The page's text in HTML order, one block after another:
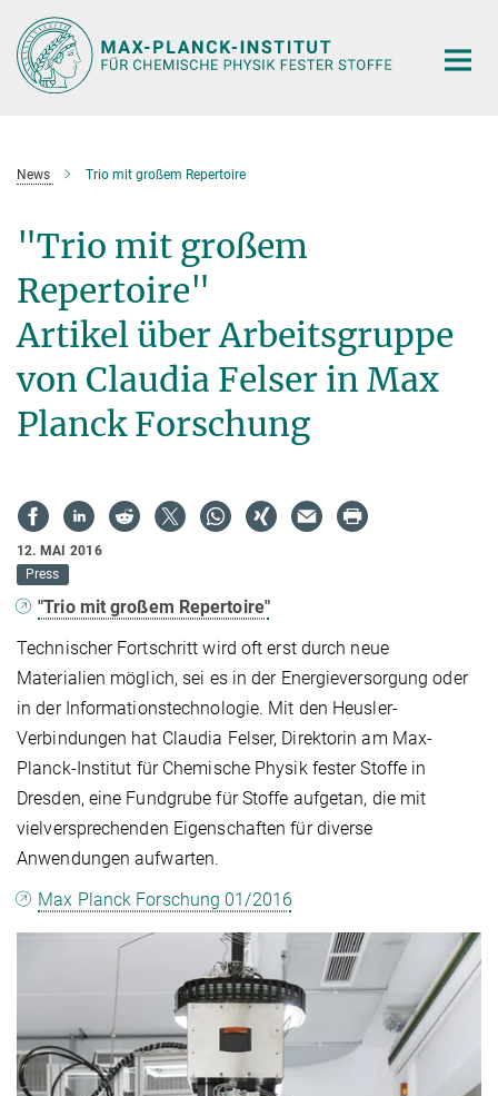
Hauptinhalt
News Trio mit großem Repertoire
"Trio mit großem
Repertoire"
Artikel über Arbeitsgruppe
von Claudia Felser in Max
Planck Forschung
12. MAI 2016
Press
"Trio mit großem Repertoire"
Technischer Fortschritt wird oft erst durch neue
Materialien möglich, sei es in der Energieversorgung oder
in der Informationstechnologie. Mit den Heusler-
Verbindungen hat Claudia Felser, Direktorin am Max-
Planck-Institut für Chemische Physik fester Stoffe in
Dresden, eine Fundgrube für Stoffe aufgetan, die mit
vielversprechenden Eigenschaften für diverse
Anwendungen aufwarten.
Max Planck Forschung 01/2016